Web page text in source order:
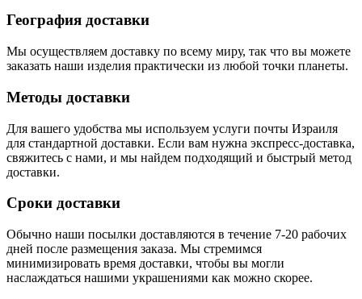
География доставки
Мы осуществляем доставку по всему миру, так что вы можете
заказать наши изделия практически из любой точки планеты.
Методы доставки
Для вашего удобства мы используем услуги почты Израиля
для стандартной доставки. Если вам нужна экспресс-доставка,
свяжитесь с нами, и мы найдем подходящий и быстрый метод
доставки.
Сроки доставки
Обычно наши посылки доставляются в течение 7-20 рабочих
дней после размещения заказа. Мы стремимся
минимизировать время доставки, чтобы вы могли
наслаждаться нашими украшениями как можно скорее.